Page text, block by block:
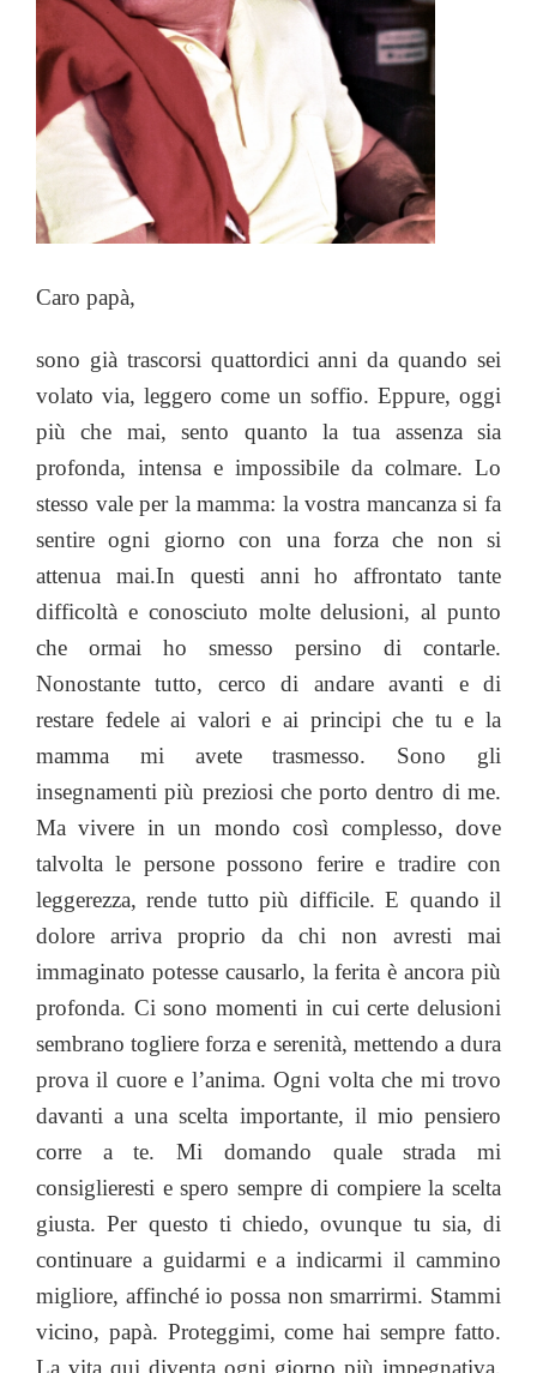
Caro papà,
sono già trascorsi quattordici anni da quando sei
volato via, leggero come un soffio. Eppure, oggi
più che mai, sento quanto la tua assenza sia
profonda, intensa e impossibile da colmare. Lo
stesso vale per la mamma: la vostra mancanza si fa
sentire ogni giorno con una forza che non si
attenua mai.In questi anni ho affrontato tante
difficoltà e conosciuto molte delusioni, al punto
che ormai ho smesso persino di contarle.
Nonostante tutto, cerco di andare avanti e di
restare fedele ai valori e ai principi che tu e la
mamma mi avete trasmesso. Sono gli
insegnamenti più preziosi che porto dentro di me.
Ma vivere in un mondo così complesso, dove
talvolta le persone possono ferire e tradire con
leggerezza, rende tutto più difficile. E quando il
dolore arriva proprio da chi non avresti mai
immaginato potesse causarlo, la ferita è ancora più
profonda. Ci sono momenti in cui certe delusioni
sembrano togliere forza e serenità, mettendo a dura
prova il cuore e l’anima. Ogni volta che mi trovo
davanti a una scelta importante, il mio pensiero
corre a te. Mi domando quale strada mi
consiglieresti e spero sempre di compiere la scelta
giusta. Per questo ti chiedo, ovunque tu sia, di
continuare a guidarmi e a indicarmi il cammino
migliore, affinché io possa non smarrirmi. Stammi
vicino, papà. Proteggimi, come hai sempre fatto.
La vita qui diventa ogni giorno più impegnativa,